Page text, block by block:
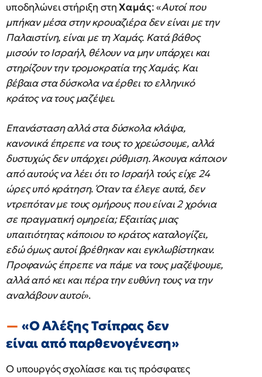
υποδηλώνει στήριξη στηΧαμάς: «Αυτοί που
μπήκαν μέσα στην κρουαζιέρα δεν είναι με την
Παλαιστίνη, είναι με τη Χαμάς. Κατά βάθος
μισούν το Ισραήλ, θέλουν να μην υπάρχει και
στηρίζουν την τρομοκρατία της Χαμάς. Και
βέβαια στα δύσκολα να έρθει το ελληνικό
κράτος να τους μαζέψει.
Επανάσταση αλλά στα δύσκολα κλάψα,
κανονικά έπρεπε να τους το χρεώσουμε, αλλά
δυστυχώς δεν υπάρχει ρύθμιση. Άκουγα κάποιον
από αυτούς να λέει ότι το Ισραήλ τούς είχε 24
ώρες υπό κράτηση. Όταν τα έλεγε αυτά, δεν
ντρεπόταν με τους ομήρους που είναι 2 χρόνια
σε πραγματική ομηρεία; Εξαιτίας μιας
υπαιτιότητας κάποιου το κράτος καταλογίζει,
εδώ όμως αυτοί βρέθηκαν και εγκλωβίστηκαν.
Προφανώς έπρεπε να πάμε να τους μαζέψουμε,
αλλά από κει και πέρα την ευθύνη τους να την
αναλάβουν αυτοί».
«Ο Αλέξης Τσίπρας δεν
είναι από παρθενογένεση»
Ο υπουργός σχολίασε και τις πρόσφατες